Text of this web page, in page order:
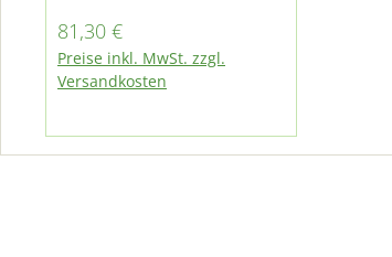
Multicar M26.7 mit VM
Motor
Regulärer Preis:
81,30 €
Preise inkl. MwSt. zzgl.
Versandkosten